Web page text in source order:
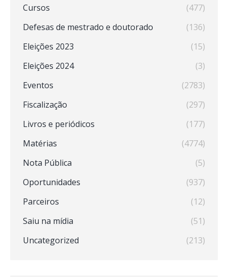
Cursos
(477)
Defesas de mestrado e doutorado
(136)
Eleições 2023
(15)
Eleições 2024
(3)
Eventos
(2783)
Fiscalização
(297)
Livros e periódicos
(177)
Matérias
(4774)
Nota Pública
(5)
Oportunidades
(937)
Parceiros
(12)
Saiu na mídia
(51)
Uncategorized
(213)